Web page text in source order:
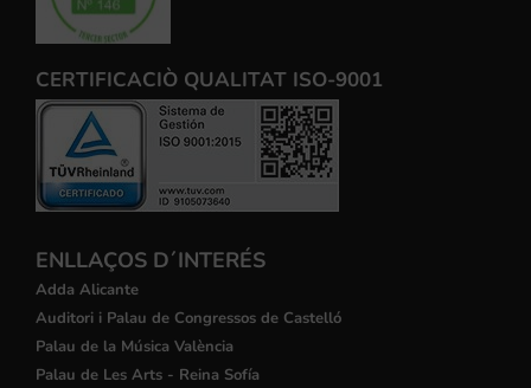
CERTIFICACIÒ QUALITAT ISO-9001
ENLLAÇOS D´INTERÉS
Adda Alicante
Auditori i Palau de Congressos de Castelló
Palau de la Música València
Palau de Les Arts - Reina Sofía